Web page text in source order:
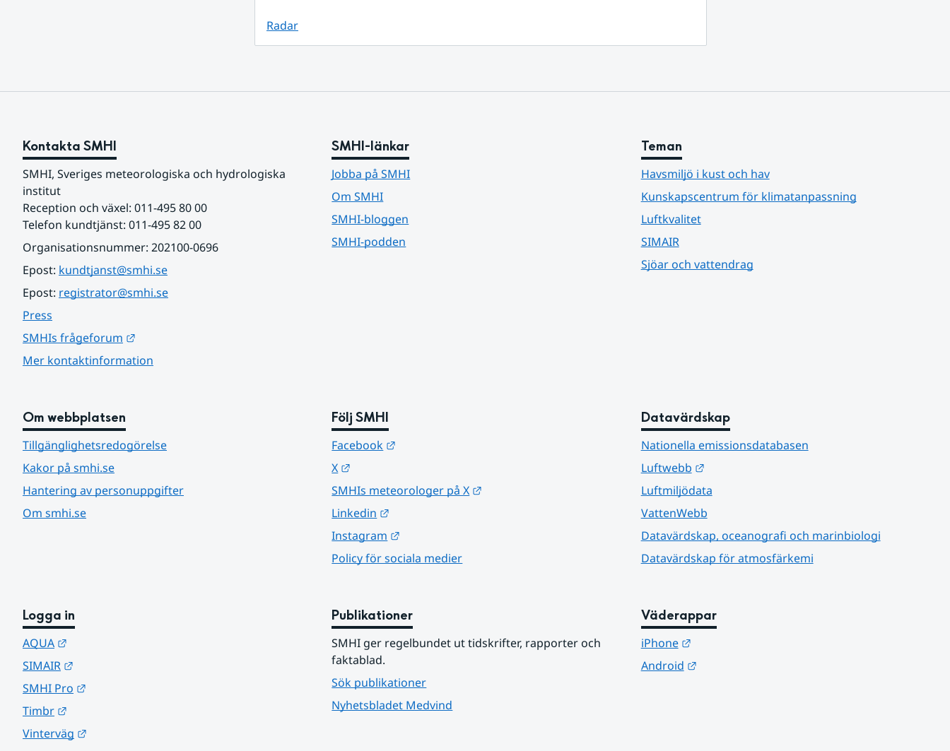
Radar
Kontakta SMHI
SMHI, Sveriges meteorologiska och hydrologiska
institut
Reception och växel: 011-495 80 00
Telefon kundtjänst: 011-495 82 00
Organisationsnummer: 202100-0696
Epost: kundtjanst@smhi.se
Epost: registrator@smhi.se
Press
SMHIs frågeforum
Mer kontaktinformation
SMHI-länkar
Jobba på SMHI
Om SMHI
SMHI-bloggen
SMHI-podden
Teman
Havsmiljö i kust och hav
Kunskapscentrum för klimatanpassning
Luftkvalitet
SIMAIR
Sjöar och vattendrag
Om webbplatsen
Tillgänglighetsredogörelse
Kakor på smhi.se
Hantering av personuppgifter
Om smhi.se
Följ SMHI
Facebook
X
SMHIs meteorologer på X
Linkedin
Instagram
Policy för sociala medier
Datavärdskap
Nationella emissionsdatabasen
Luftwebb
Länk till annan webbplats.
Luftmiljödata
VattenWebb
Datavärdskap, oceanografi och marinbiologi
Datavärdskap för atmosfärkemi
Logga in
AQUA
SIMAIR
SMHI Pro
Timbr
Vinterväg
Publikationer
SMHI ger regelbundet ut tidskrifter, rapporter och
faktablad.
Sök publikationer
Nyhetsbladet Medvind
Väderappar
iPhone
Länk till annan webbplats.
Android
Länk till annan webbplats.